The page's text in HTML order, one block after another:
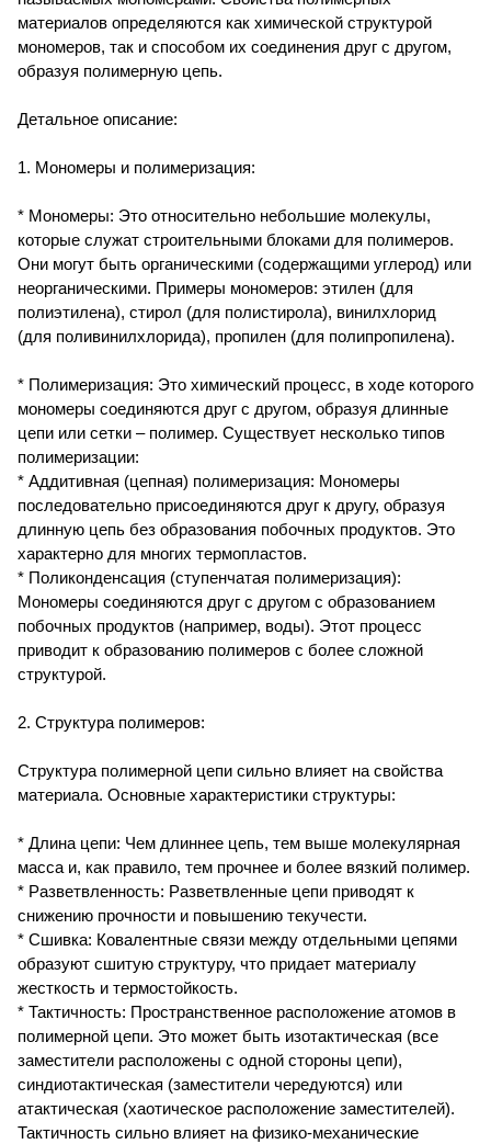
материалов определяются как химической структурой
мономеров, так и способом их соединения друг с другом,
образуя полимерную цепь.
Детальное описание:
1. Мономеры и полимеризация:
* Мономеры: Это относительно небольшие молекулы,
которые служат строительными блоками для полимеров.
Они могут быть органическими (содержащими углерод) или
неорганическими. Примеры мономеров: этилен (для
полиэтилена), стирол (для полистирола), винилхлорид
(для поливинилхлорида), пропилен (для полипропилена).
* Полимеризация: Это химический процесс, в ходе которого
мономеры соединяются друг с другом, образуя длинные
цепи или сетки – полимер. Существует несколько типов
полимеризации:
* Аддитивная (цепная) полимеризация: Мономеры
последовательно присоединяются друг к другу, образуя
длинную цепь без образования побочных продуктов. Это
характерно для многих термопластов.
* Поликонденсация (ступенчатая полимеризация):
Мономеры соединяются друг с другом с образованием
побочных продуктов (например, воды). Этот процесс
приводит к образованию полимеров с более сложной
структурой.
2. Структура полимеров:
Структура полимерной цепи сильно влияет на свойства
материала. Основные характеристики структуры:
* Длина цепи: Чем длиннее цепь, тем выше молекулярная
масса и, как правило, тем прочнее и более вязкий полимер.
* Разветвленность: Разветвленные цепи приводят к
снижению прочности и повышению текучести.
* Сшивка: Ковалентные связи между отдельными цепями
образуют сшитую структуру, что придает материалу
жесткость и термостойкость.
* Тактичность: Пространственное расположение атомов в
полимерной цепи. Это может быть изотактическая (все
заместители расположены с одной стороны цепи),
синдиотактическая (заместители чередуются) или
атактическая (хаотическое расположение заместителей).
Тактичность сильно влияет на физико-механические